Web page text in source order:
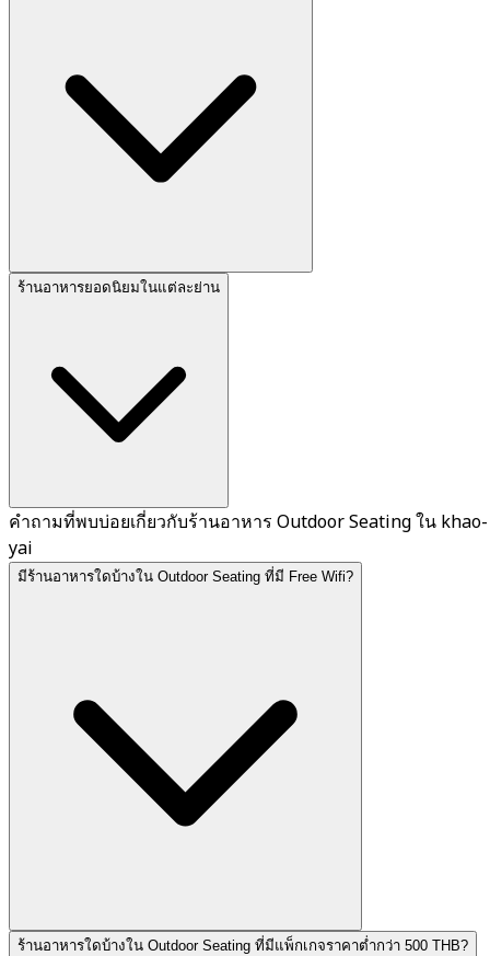
ร้านอาหารยอดนิยมในแต่ละย่าน
คำถามที่พบบ่อยเกี่ยวกับร้านอาหาร Outdoor Seating ใน khao-
yai
มีร้านอาหารใดบ้างใน Outdoor Seating ที่มี Free Wifi?
ร้านอาหารใดบ้างใน Outdoor Seating ที่มีแพ็กเกจราคาต่ำกว่า 500 THB?